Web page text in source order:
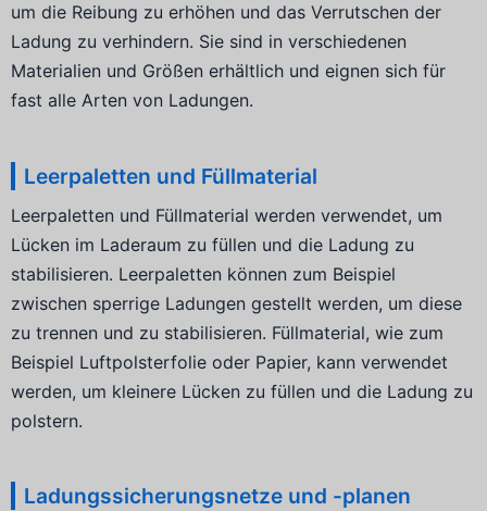
um die Reibung zu erhöhen und das Verrutschen der
Ladung zu verhindern. Sie sind in verschiedenen
Materialien und Größen erhältlich und eignen sich für
fast alle Arten von Ladungen.
Leerpaletten und Füllmaterial
Leerpaletten und Füllmaterial werden verwendet, um
Lücken im Laderaum zu füllen und die Ladung zu
stabilisieren. Leerpaletten können zum Beispiel
zwischen sperrige Ladungen gestellt werden, um diese
zu trennen und zu stabilisieren. Füllmaterial, wie zum
Beispiel Luftpolsterfolie oder Papier, kann verwendet
werden, um kleinere Lücken zu füllen und die Ladung zu
polstern.
Ladungssicherungsnetze und -planen